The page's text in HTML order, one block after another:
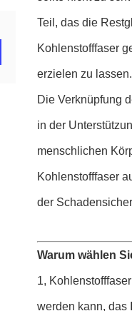
Teil, das die
Kohlenstofffaser
erzielen zu lassen.
Die Verknüpfung
in der
menschlichen
Kohlenstofffaser
der
Warum wählen
1,
werden kann, das